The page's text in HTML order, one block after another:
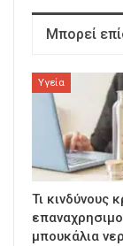
Μπορεί
Υγεία
Τι κινδύνους
μπουκάλια